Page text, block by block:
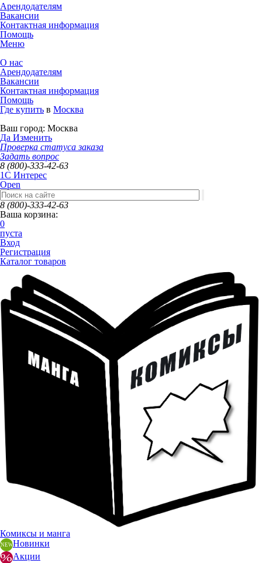
Арендодателям
Вакансии
Контактная информация
Помощь
Меню
О нас
Арендодателям
Вакансии
Контактная информация
Помощь
Где купить в Москва
Ваш город: Москва
Да Изменить
Проверка статуса заказа
Задать вопрос
8 (800)-333-42-63
1C Интерес
Open
8 (800)-333-42-63
Ваша корзина:
0
пуста
Вход
Регистрация
Каталог товаров
Комиксы и манга
Новинки
Акции